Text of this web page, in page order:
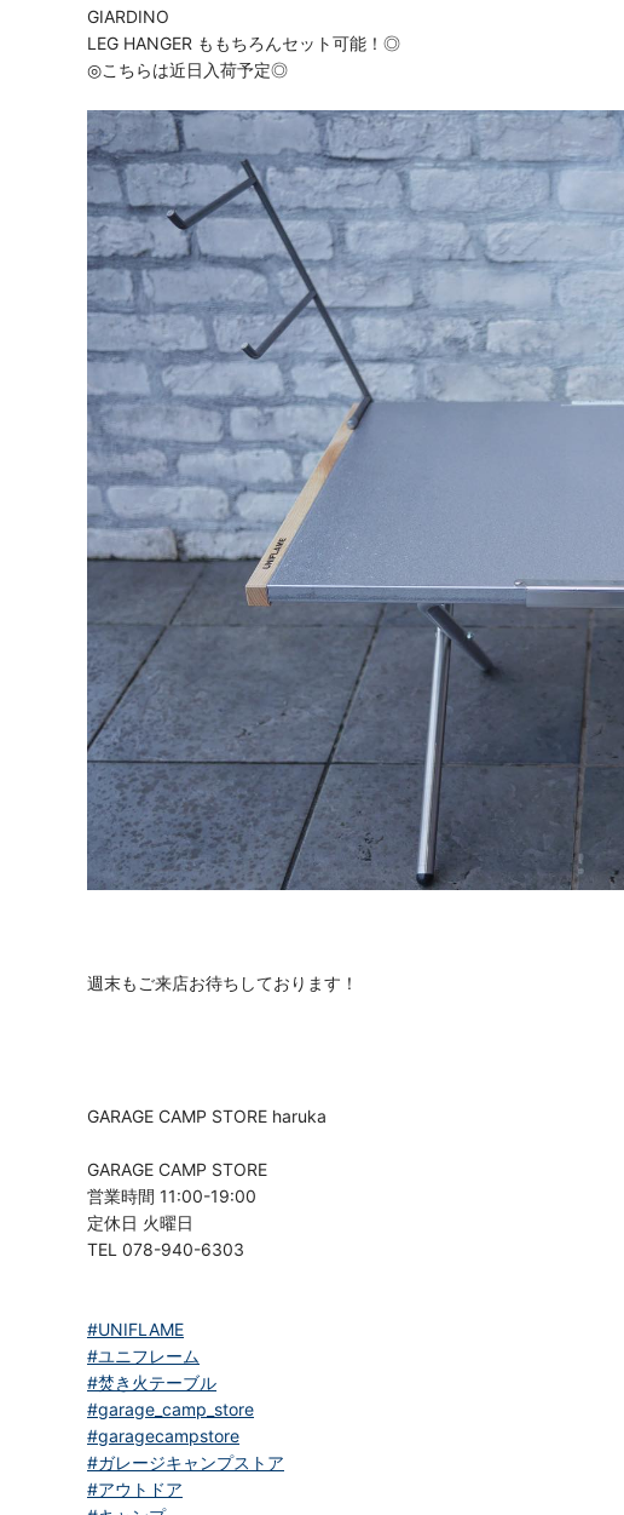
GIARDINO
LEG HANGER ももちろんセット可能！ ◎
◎こちらは近日入荷予定◎
週末もご来店お待ちしております！
GARAGE CAMP STORE haruka
GARAGE CAMP STORE
営業時間 11:00-19:00
定休日 火曜日
TEL 078-940-6303
#UNIFLAME
#ユニフレーム
#焚き火テーブル
#garage_camp_store
#garagecampstore
#ガレージキャンプストア
#アウトドア